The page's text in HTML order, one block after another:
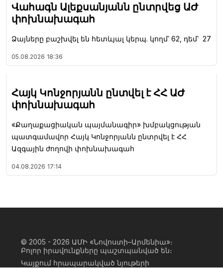
Վահագն Ալեքսանյանն ընտրվեց ԱԺ
փոխնախագահ
Ձայները բաշխվել են հետևյալ կերպ. կողմ՝ 62, դեմ՝ 27
05.08.2026 18:36
Հայկ Կոնջորյանն ընտվել է ՀՀ ԱԺ
փոխնախագահ
«Քաղաքացիական պայմանագիր» խմբակցության
պատգամավոր Հայկ Կոնջորյանն ընտրվել է ՀՀ
Ազգային ժողովի փոխնախագահ
04.08.2026 17:14
© 2005 - 2026 ԱՄԻ «Նովոստի–Արմենիա»։
Բոլոր իրավունքները պաշտպանված են։
Կայքում հրապարակված նյութերի